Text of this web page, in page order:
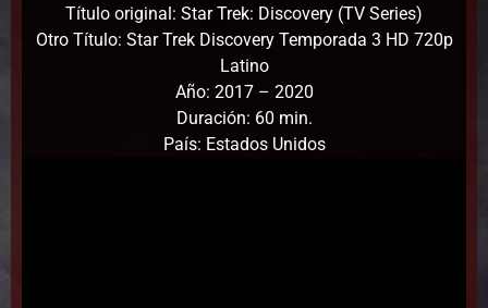
Título original: Star Trek: Discovery (TV Series)
Otro Título: Star Trek Discovery Temporada 3 HD 720p
Latino
Año: 2017 – 2020
Duración: 60 min.
País: Estados Unidos